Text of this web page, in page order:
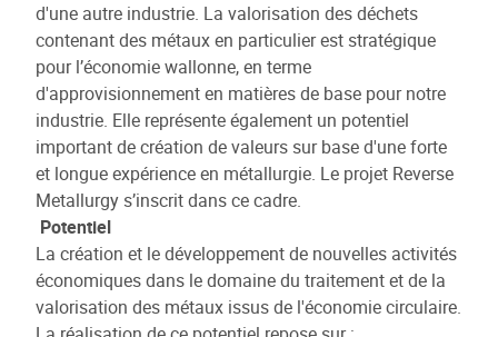
d'une autre industrie. La valorisation des déchets
contenant des métaux en particulier est stratégique
pour l’économie wallonne, en terme
d'approvisionnement en matières de base pour notre
industrie. Elle représente également un potentiel
important de création de valeurs sur base d'une forte
et longue expérience en métallurgie. Le projet Reverse
Metallurgy s’inscrit dans ce cadre.
Potentiel
La création et le développement de nouvelles activités
économiques dans le domaine du traitement et de la
valorisation des métaux issus de l'économie circulaire.